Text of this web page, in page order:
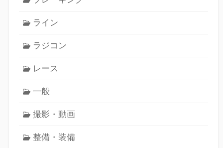
ライン
ラジコン
レース
一般
撮影・動画
整備・装備